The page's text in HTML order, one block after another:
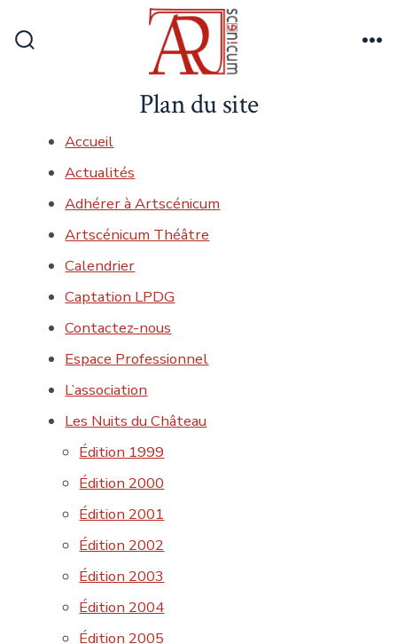
Plan du site
Accueil
Actualités
Adhérer à Artscénicum
Artscénicum Théâtre
Calendrier
Captation LPDG
Contactez-nous
Espace Professionnel
L’association
Les Nuits du Château
Édition 1999
Édition 2000
Édition 2001
Édition 2002
Édition 2003
Édition 2004
Édition 2005